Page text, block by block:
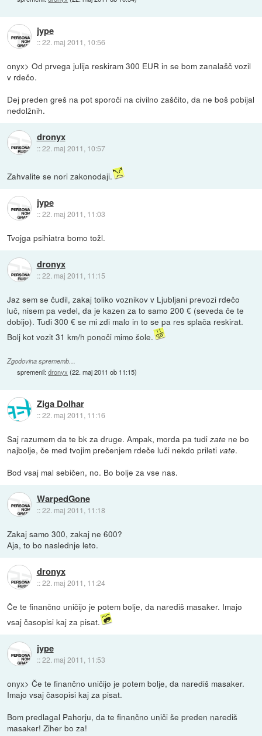
jype
::22. maj 2011, 10:56
onyx> Od prvega julija reskiram 300 EUR in se bom zanalašč vozil
v rdečo.
Dej preden greš na pot sporoči na civilno zaščito, da ne boš pobijal
nedolžnih.
dronyx
::22. maj 2011, 10:57
Zahvalite se nori zakonodaji.
jype
::22. maj 2011, 11:03
Tvojga psihiatra bomo tožl.
dronyx
::22. maj 2011, 11:15
Jaz sem se čudil, zakaj toliko voznikov v Ljubljani prevozi rdečo
luč, nisem pa vedel, da je kazen za to samo 200 € (seveda če te
dobijo). Tudi 300 € se mi zdi malo in to se pa res splača reskirat.
Bolj kot vozit 31 km/h ponoči mimo šole.
Zgodovina sprememb…
spremenil:dronyx (22. maj 2011 ob 11:15)
Ziga Dolhar
::22. maj 2011, 11:16
Saj razumem da te bk za druge. Ampak, morda pa tudizate ne bo
najbolje, če med tvojim prečenjem rdeče luči nekdo prileti vate.
Bod vsaj mal sebičen, no. Bo bolje za vse nas.
WarpedGone
::22. maj 2011, 11:18
Zakaj samo 300, zakaj ne 600?
Aja, to bo naslednje leto.
dronyx
::22. maj 2011, 11:24
Če te finančno uničijo je potem bolje, da narediš masaker. Imajo
vsaj časopisi kaj za pisat.
jype
::22. maj 2011, 11:53
onyx> Če te finančno uničijo je potem bolje, da narediš masaker.
Imajo vsaj časopisi kaj za pisat.
Bom predlagal Pahorju, da te finančno uniči še preden narediš
masaker! Ziher bo za!